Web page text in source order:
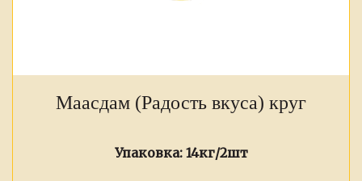
Маасдам (Радость вкуса) круг
Упаковка: 14кг/2шт